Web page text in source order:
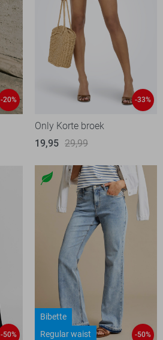
-20% -33%
Only Korte broek
19,95 29,99
-50%
Bibette
Regular waist
-50%